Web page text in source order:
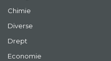
Chimie
Diverse
Drept
Economie